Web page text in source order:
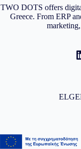
TWO DOTS offers
Greece. From ERP